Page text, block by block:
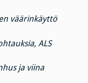
väärinkäyttö
ALS
ja viina